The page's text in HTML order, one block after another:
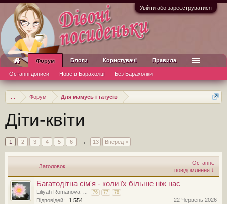
Увійти або зареєструватися
Форум Для мамусь і татусів
Діти-квіти
1 2 3 4 5 6 → 13 Вперед >
Заголовок
Останнє
повідомлення ↓
Багатодітна сім'я - коли їх більше ніж нас
Liliyah Romanova ... 76 77 78
Відповідей: 1.554 22 Червень 2026
Форум
Останні дописи Нове в Барахолці Без Барахолки
Блоги Користувачі Правила